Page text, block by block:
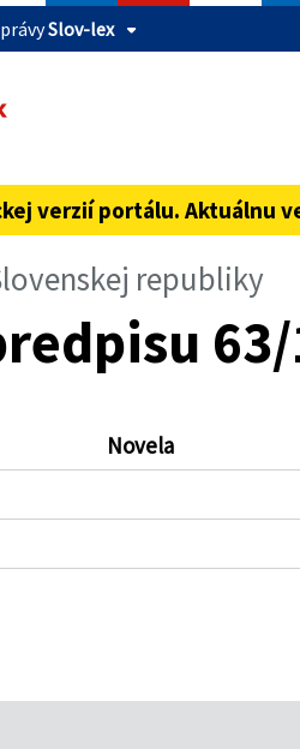
Slov-lex
že zdieľate informácie iba cez
sídla.
verzií portálu. Aktuálnu
republiky
63/
Novela